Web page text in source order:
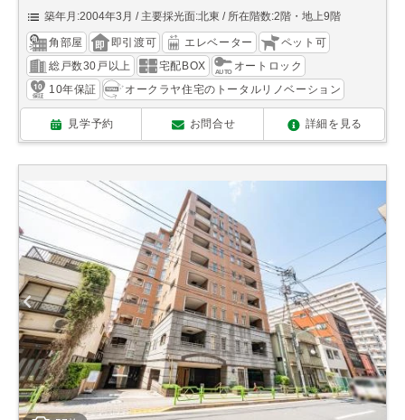
築年月:2004年3月
主要採光面:北東 所在階数:2階・地上9階
角部屋 即引渡可 エレベーター
ペット可
総戸数30戸以上
宅配BOX
オートロック
10年保証
オークラヤ住宅のトータルリノベーション
見学予約 お問合せ 詳細を見る